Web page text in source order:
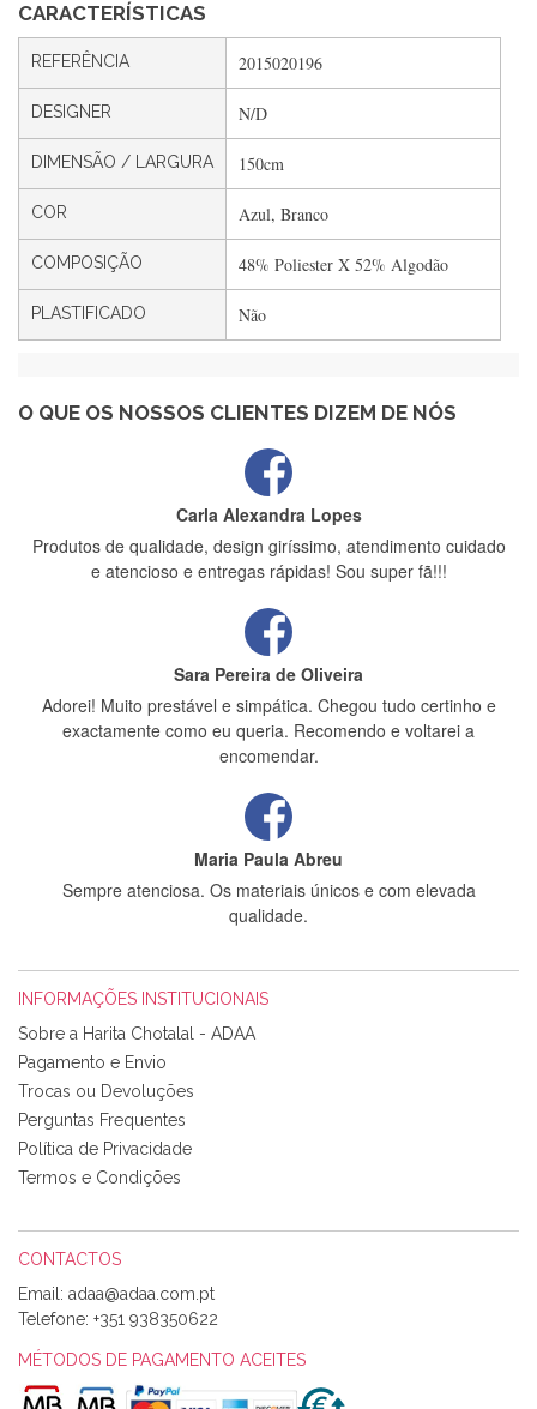
CARACTERÍSTICAS
REFERÊNCIA 2015020196
DESIGNER N/D
DIMENSÃO / LARGURA 150cm
COR Azul, Branco
COMPOSIÇÃO 48% Poliester X 52% Algodão
PLASTIFICADO Não
O QUE OS NOSSOS CLIENTES DIZEM DE NÓS
Silvia André
Gostei ,Serviço bastante rápido. recomendo
Filipa Freire
Rápido, atendimento 5*. Hoje chegará a segunda encomenda
feita de muitas certamente❤️
estrelas
Carla Alexandra Lopes
Produtos de qualidade, design giríssimo, atendimento cuidado
e atencioso e entregas rápidas! Sou super fã!!!
Sara Pereira de Oliveira
Adorei! Muito prestável e simpática. Chegou tudo certinho e
exactamente como eu queria. Recomendo e voltarei a
encomendar.
Maria Paula Abreu
Sempre atenciosa. Os materiais únicos e com elevada
qualidade.
Tudo chegou em condições, pois os produtos vieram muito
bem acondicionados. Estou plenamente satisfeita com os
produtos adquiridos. Relativamente à bolsa, tem um tecido
com um padrão e cores muito bonitas e a execução está
perfeitíssima. Futuramente penso voltar a comprar na vossa
loja, têm excelentes artigos a um preço muito justo. A
Alexandra Morais
Olá boa Noite. Os meus tecidos chegaram hoje. Muito
obrigada pelo miminho que dá um jeitaço pras minhas linhas
de bordar e não sei o que pões nos tecidos, mas que cheiram
INFORMAÇÕES INSTITUCIONAIS
Sobre a Harita Chotalal - ADAA
Pagamento e Envio
Trocas ou Devoluções
Perguntas Frequentes
Política de Privacidade
Termos e Condições
CONTACTOS
Email:
Telefone: +351 938350622
MÉTODOS DE PAGAMENTO ACEITES